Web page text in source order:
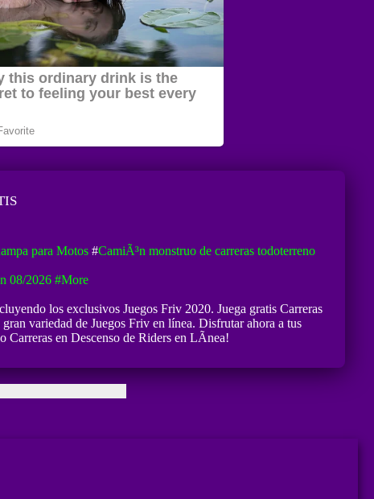
para Motos#CamiÃ³n monstruo de carreras todoterreno
08/2026 #more
los exclusivos Juegos Friv 2020. Juega gratis Carreras
variedad de Juegos Friv en línea. Disfrutar ahora a tus
Carreras en Descenso de Riders en LÃ­nea!